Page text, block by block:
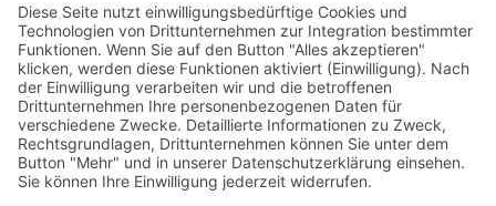
KONTAKT
PRESSE
STELLENANGEBOTE
DEL-LIVESCORES
© 2026 LÖWEN FRANKFURT EISHOCKEY-BETRIEBS GMBH